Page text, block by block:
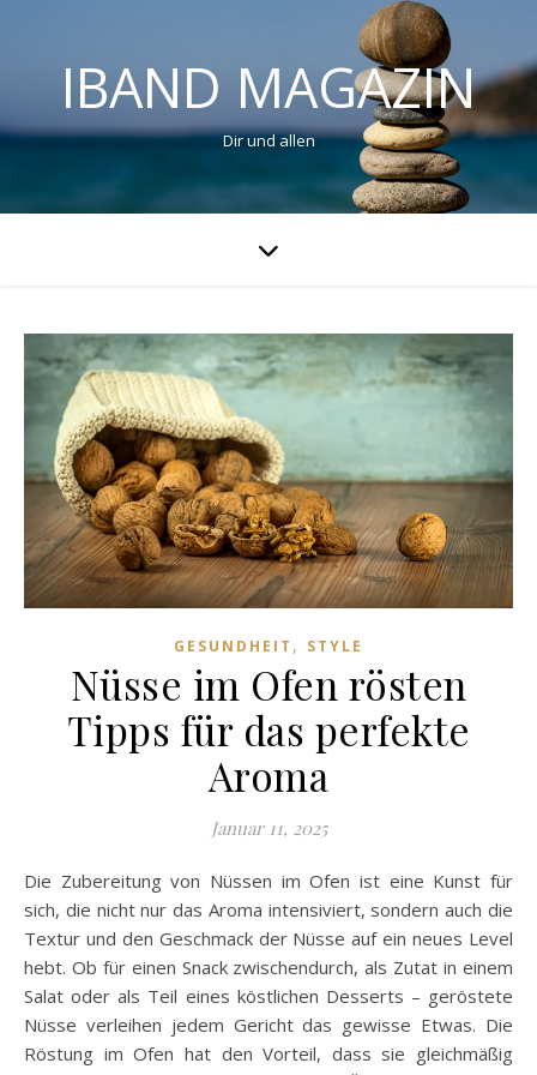
IBAND MAGAZIN
Dir und allen
GESUNDHEIT , STYLE
Nüsse im Ofen rösten
Tipps für das perfekte
Aroma
Januar 11, 2025
Die Zubereitung von Nüssen im Ofen ist eine Kunst für
sich, die nicht nur das Aroma intensiviert, sondern auch die
Textur und den Geschmack der Nüsse auf ein neues Level
hebt. Ob für einen Snack zwischendurch, als Zutat in einem
Salat oder als Teil eines köstlichen Desserts – geröstete
Nüsse verleihen jedem Gericht das gewisse Etwas. Die
Röstung im Ofen hat den Vorteil, dass sie gleichmäßig